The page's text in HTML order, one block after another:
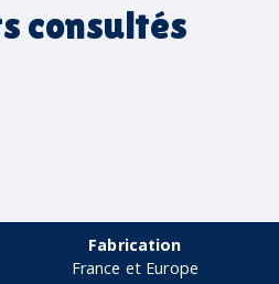
consultés
Fabrication
France et Europe